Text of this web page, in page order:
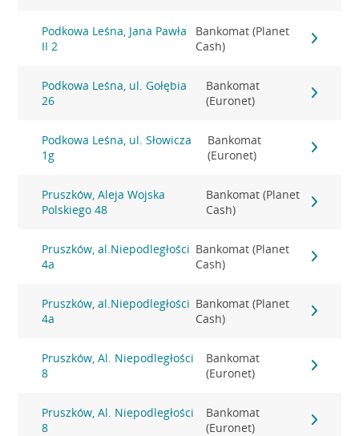
Podkowa Leśna, Jana Pawła
II 2
Bankomat (Planet
Cash)
Podkowa Leśna, ul. Gołębia
26
Bankomat
(Euronet)
Podkowa Leśna, ul. Słowicza
1g
Bankomat
(Euronet)
Pruszków, Aleja Wojska
Polskiego 48
Bankomat (Planet
Cash)
Pruszków, al.Niepodległości
4a
Bankomat (Planet
Cash)
Pruszków, al.Niepodległości
4a
Bankomat (Planet
Cash)
Pruszków, Al. Niepodległości
8
Bankomat
(Euronet)
Pruszków, Al. Niepodległości
8
Bankomat
(Euronet)